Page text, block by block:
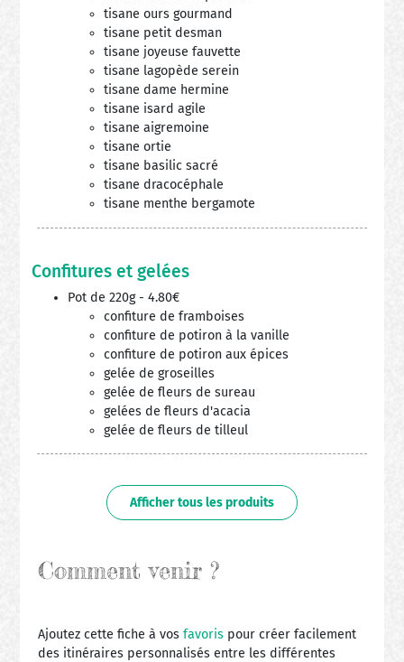
tisane ours gourmand
tisane petit desman
tisane joyeuse fauvette
tisane lagopède serein
tisane dame hermine
tisane isard agile
tisane aigremoine
tisane ortie
tisane basilic sacré
tisane dracocéphale
tisane menthe bergamote
Confitures et gelées
Pot de 220g - 4.80€
confiture de framboises
confiture de potiron à la vanille
confiture de potiron aux épices
gelée de groseilles
gelée de fleurs de sureau
gelées de fleurs d'acacia
gelée de fleurs de tilleul
Afficher tous les produits
Comment venir ?
Ajoutez cette fiche à vosfavoris pour créer facilement
des itinéraires personnalisés entre les différentes